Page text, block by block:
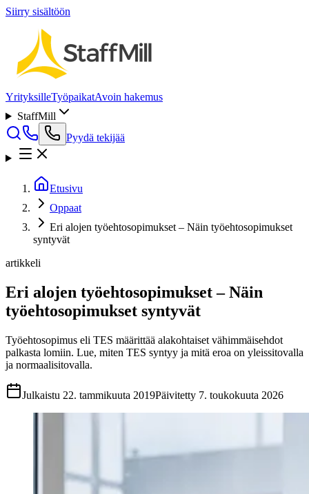
Siirry sisältöön
YrityksilleTyöpaikatAvoin hakemus
StaffMill
Pyydä tekijää
Etusivu
Oppaat
Eri alojen työehtosopimukset – Näin työehtosopimukset
syntyvät
artikkeli
Eri alojen työehtosopimukset – Näin
työehtosopimukset syntyvät
Työehtosopimus eli TES määrittää alakohtaiset vähimmäisehdot
palkasta lomiin. Lue, miten TES syntyy ja mitä eroa on yleissitovalla
ja normaalisitovalla.
Julkaistu 22. tammikuuta 2019Päivitetty 7. toukokuuta 2026